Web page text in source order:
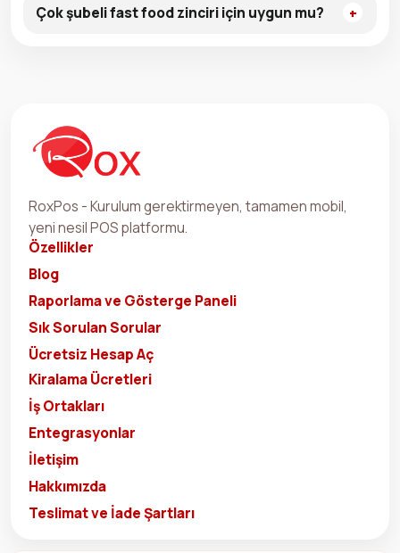
Çok şubeli fast food zinciri için uygun mu?
RoxPos - Kurulum gerektirmeyen, tamamen mobil,
yeni nesil POS platformu.
Özellikler
Blog
Raporlama ve Gösterge Paneli
Sık Sorulan Sorular
Ücretsiz Hesap Aç
Kiralama Ücretleri
İş Ortakları
Entegrasyonlar
İletişim
Hakkımızda
Teslimat ve İade Şartları